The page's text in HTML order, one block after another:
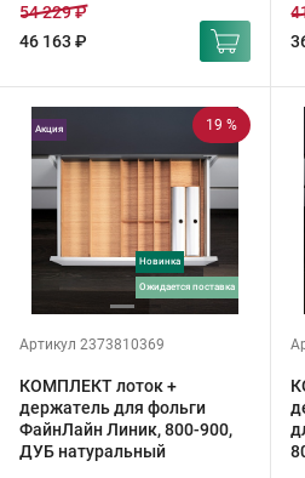
46 163 ₽
54 229 ₽
19 %
Новинка
ожидается поставка
Акция
Артикул 2373810369
КОМПЛЕКТ лоток +
держатель для фольги
ФайнЛайн Линик, 800-900,
ДУБ натуральный